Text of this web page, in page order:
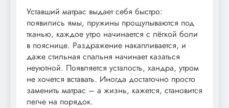
Уставший матрас выдает себя быстро:
появились ямы, пружины прощупываются под
тканью, каждое утро начинается с лёгкой боли
в пояснице. Раздражение накапливается, и
даже стильная спальня начинает казаться
неуютной. Появляется усталость, хандра, утром
не хочется вставать. Иногда достаточно просто
заменить матрас – а жизнь, кажется, становится
легче на порядок.